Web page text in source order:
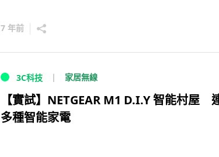
7 年前
3C科技 家居無線
【實試】NETGEAR M1 D.I.Y 智能村屋
多種智能家電